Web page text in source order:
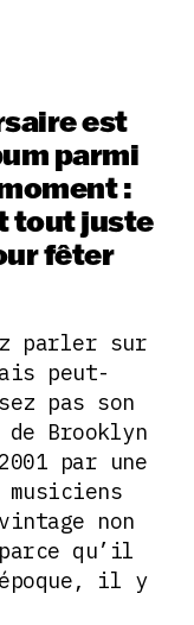
est
parmi
:
tout juste
fêter
parler sur
peut-
pas son
Brooklyn
par une
non
qu’il
il y